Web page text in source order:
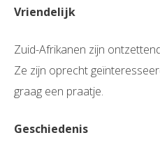
Vriendelijk
Zuid-Afrikanen zijn
Ze zijn oprecht
graag een praatje.
Geschiedenis